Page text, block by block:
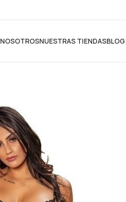
NOSOTROSNUESTRAS TIENDASBLOG